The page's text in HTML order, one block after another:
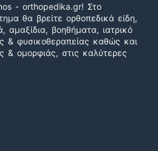
- orthopedika.gr! Στο
θα βρείτε ορθοπεδικά είδη,
αμαξίδια, βοηθήματα, ιατρικό
& φυσικοθεραπείας καθώς και
& ομορφιάς, στις καλύτερες